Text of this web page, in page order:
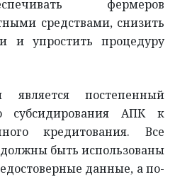
фермеров
средствами, снизить
и упростить процедуру
является постепенный
субсидирования АПК к
кредитования. Все
быть использованы
данные, а по-